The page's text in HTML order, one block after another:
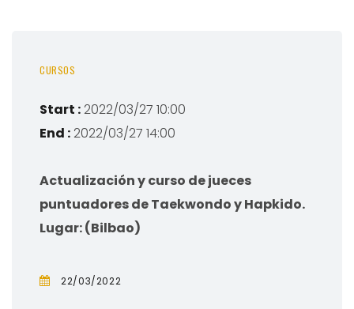
CURSOS
Start :2022/03/27 10:00
End :2022/03/27 14:00
Actualización y curso de jueces
puntuadores de Taekwondo y Hapkido.
Lugar: (Bilbao)
22/03/2022